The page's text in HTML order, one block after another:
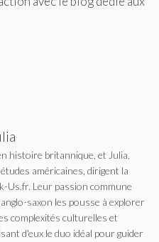
histoire britannique, et Julia,
américaines, dirigent la
Us.fr. Leur passion commune
saxon les pousse à explorer
complexités culturelles et
d'eux le duo idéal pour guider